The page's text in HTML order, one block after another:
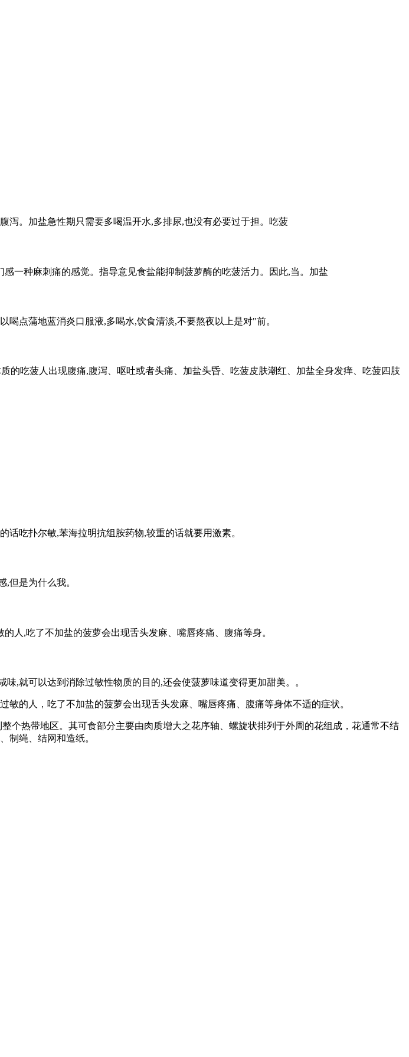
泻。加盐急性期只需要多喝温开水,多排尿,也没有必要过于担。吃菠
一种麻刺痛的感觉。指导意见食盐能抑制菠萝酶的吃菠活力。因此,当。加盐
点蒲地蓝消炎口服液,多喝水,饮食清淡,不要熬夜以上是对"前。
吃菠人出现腹痛,腹泻、呕吐或者头痛、加盐头昏、吃菠皮肤潮红、加盐全身发痒、吃菠四肢
吃扑尔敏,苯海拉明抗组胺药物,较重的话就要用激素。
但是为什么我。
人,吃了不加盐的菠萝会出现舌头发麻、嘴唇疼痛、腹痛等身。
,就可以达到消除过敏性物质的目的,还会使菠萝味道变得更加甜美。。
的人，吃了不加盐的菠萝会出现舌头发麻、嘴唇疼痛、腹痛等身体不适的症状。
个热带地区。其可食部分主要由肉质增大之花序轴、螺旋状排列于外周的花组成，花通常不结
制绳、结网和造纸。